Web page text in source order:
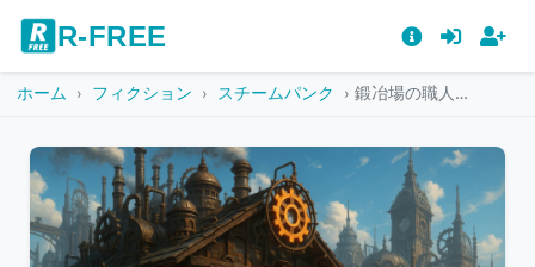
R-FREE
ホーム フィクション スチームパンク 鍛冶場の職人が働くスチームパンクの作業小屋